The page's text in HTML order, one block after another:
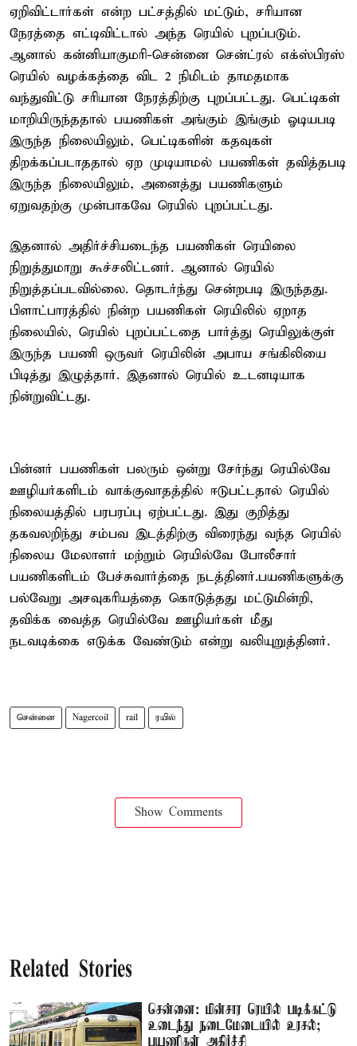
ஏறிவிட்டார்கள் என்ற பட்சத்தில் மட்டும், சரியான
நேரத்தை எட்டிவிட்டால் அந்த ரெயில் புறப்படும்.
ஆனால் கன்னியாகுமரி-சென்னை சென்ட்ரல் எக்ஸ்பிரஸ்
ரெயில் வழக்கத்தை விட 2 நிமிடம் தாமதமாக
வந்துவிட்டு சரியான நேரத்திற்கு புறப்பட்டது. பெட்டிகள்
மாறியிருந்ததால் பயணிகள் அங்கும் இங்கும் ஓடியபடி
இருந்த நிலையிலும், பெட்டிகளின் கதவுகள்
திறக்கப்படாததால் ஏற முடியாமல் பயணிகள் தவித்தபடி
இருந்த நிலையிலும், அனைத்து பயணிகளும்
ஏறுவதற்கு முன்பாகவே ரெயில் புறப்பட்டது.
இதனால் அதிர்ச்சியடைந்த பயணிகள் ரெயிலை
நிறுத்துமாறு கூச்சலிட்டனர். ஆனால் ரெயில்
நிறுத்தப்படவில்லை. தொடர்ந்து சென்றபடி இருந்தது.
பிளாட்பாரத்தில் நின்ற பயணிகள் ரெயிலில் ஏறாத
நிலையில், ரெயில் புறப்பட்டதை பார்த்து ரெயிலுக்குள்
இருந்த பயணி ஒருவர் ரெயிலின் அபாய சங்கிலியை
பிடித்து இழுத்தார். இதனால் ரெயில் உடனடியாக
நின்றுவிட்டது.
பின்னர் பயணிகள் பலரும் ஒன்று சேர்ந்து ரெயில்வே
ஊழியர்களிடம் வாக்குவாதத்தில் ஈடுபட்டதால் ரெயில்
நிலையத்தில் பரபரப்பு ஏற்பட்டது. இது குறித்து
தகவலறிந்து சம்பவ இடத்திற்கு விரைந்து வந்த ரெயில்
நிலைய மேலாளர் மற்றும் ரெயில்வே போலீசார்
பயணிகளிடம் பேச்சுவார்த்தை நடத்தினர்.பயணிகளுக்கு
பல்வேறு அசவுகரியத்தை கொடுத்தது மட்டுமின்றி,
தவிக்க வைத்த ரெயில்வே ஊழியர்கள் மீது
நடவடிக்கை எடுக்க வேண்டும் என்று வலியுறுத்தினர்.
சென்னை Nagercoil rail ரயில்
Show Comments
Related Stories
சென்னை: மின்சார ரெயில் படிக்கட்டு
உடைந்து நடைமேடையில் உரசல்;
பயணிகள் அதிர்ச்சி